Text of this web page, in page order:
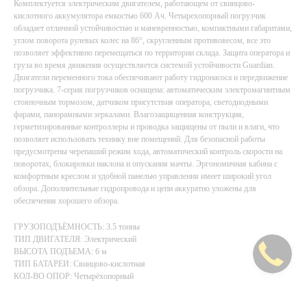
Комплектуется электрическим двигателем, работающем от свинцово-
кислотного аккумулятора емкостью 600 Ач. Четырехопорный погрузчик
обладает отличной устойчивостью и маневренностью, компактными габаритами,
углом поворота рулевых колес на 86°, скругленным противовесом, все это
позволяет эффективно перемещаться по территории склада. Защита оператора и
груза во время движения осуществляется системой устойчивости Guardian.
Двигатели переменного тока обеспечивают работу гидронасоса и передвижение
погрузчика. 7-серия погрузчиков оснащена: автоматическим электромагнитным
стояночным тормозом, датчиком присутствия оператора, светодиодными
фарами, панорамными зеркалами. Влагозащищенная конструкция,
герметизированные контроллеры и проводка защищены от пыли и влаги, что
позволяет использовать технику вне помещений. Для безопасной работы
предусмотрены черепаший режим хода, автоматический контроль скорости на
поворотах, блокировки наклона и опускания мачты. Эргономичная кабина с
комфортным креслом и удобной панелью управления имеет широкий угол
обзора. Дополнительные гидропровода и цепи аккуратно уложены для
обеспечения хорошего обзора.
ГРУЗОПОДЪЁМНОСТЬ: 3.5 тонны
ТИП ДВИГАТЕЛЯ: Электрический
ВЫСОТА ПОДЪЕМА: 6 м
ТИП БАТАРЕИ: Свинцово-кислотная
КОЛ-ВО ОПОР: Четырёхопорный